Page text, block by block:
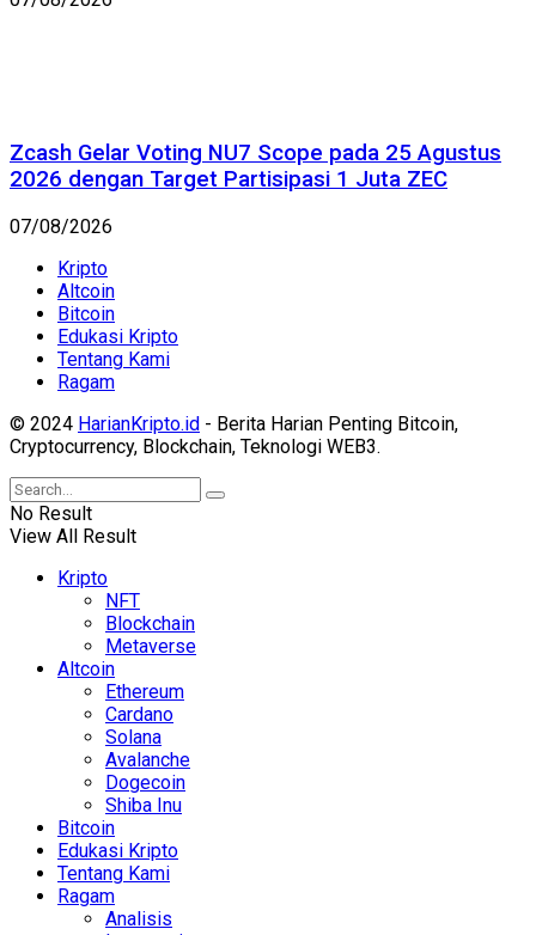
Zcash Gelar Voting NU7 Scope pada 25 Agustus
2026 dengan Target Partisipasi 1 Juta ZEC
07/08/2026
Kripto
Altcoin
Bitcoin
Edukasi Kripto
Tentang Kami
Ragam
© 2024 HarianKripto.id - Berita Harian Penting Bitcoin,
Cryptocurrency, Blockchain, Teknologi WEB3.
No Result
View All Result
Kripto
NFT
Blockchain
Metaverse
Altcoin
Ethereum
Cardano
Solana
Avalanche
Dogecoin
Shiba Inu
Bitcoin
Edukasi Kripto
Tentang Kami
Ragam
Analisis